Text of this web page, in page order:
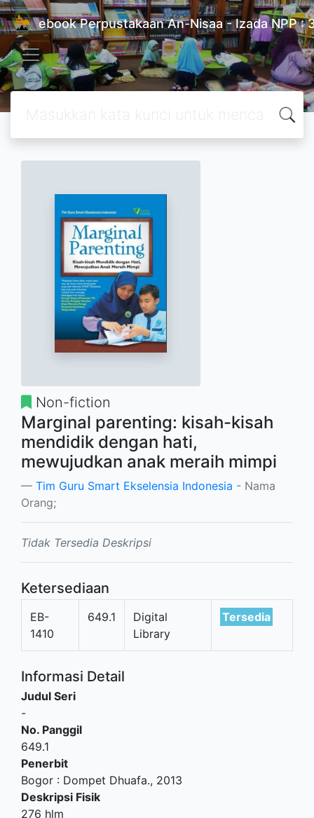
ebook Perpustakaan An-Nisaa - Izada NPP
Non-fiction
Marginal parenting: kisah-kisah
mendidik dengan hati,
mewujudkan anak meraih mimpi
Tim Guru Smart Ekselensia Indonesia - Nama
Orang;
Tidak Tersedia Deskripsi
Ketersediaan
EB-
1410
649.1
Digital
Library
Tersedia
Informasi Detail
Judul Seri
-
No. Panggil
649.1
Penerbit
Bogor : Dompet Dhuafa., 2013
Deskripsi Fisik
276 hlm